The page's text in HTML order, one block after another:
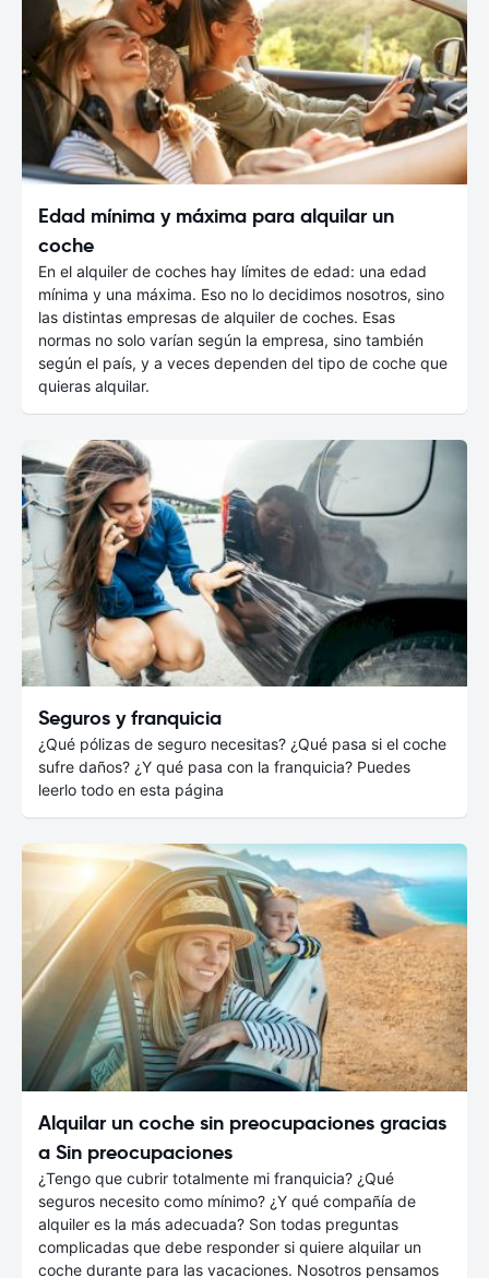
Edad mínima y máxima para alquilar un
coche
En el alquiler de coches hay límites de edad: una edad
mínima y una máxima. Eso no lo decidimos nosotros, sino
las distintas empresas de alquiler de coches. Esas
normas no solo varían según la empresa, sino también
según el país, y a veces dependen del tipo de coche que
quieras alquilar.
Seguros y franquicia
¿Qué pólizas de seguro necesitas? ¿Qué pasa si el coche
sufre daños? ¿Y qué pasa con la franquicia? Puedes
leerlo todo en esta página
Alquilar un coche sin preocupaciones gracias
a Sin preocupaciones
¿Tengo que cubrir totalmente mi franquicia? ¿Qué
seguros necesito como mínimo? ¿Y qué compañía de
alquiler es la más adecuada? Son todas preguntas
complicadas que debe responder si quiere alquilar un
coche durante para las vacaciones. Nosotros pensamos